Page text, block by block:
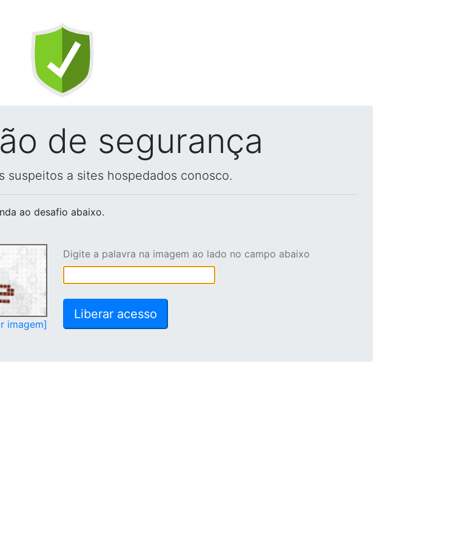
de segurança
suspeitos a sites hospedados conosco.
ao desafio abaixo.
imagem]
Digite a palavra na imagem ao lado no campo abaixo